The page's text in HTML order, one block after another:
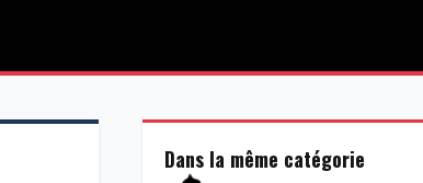
Dans la même catégorie